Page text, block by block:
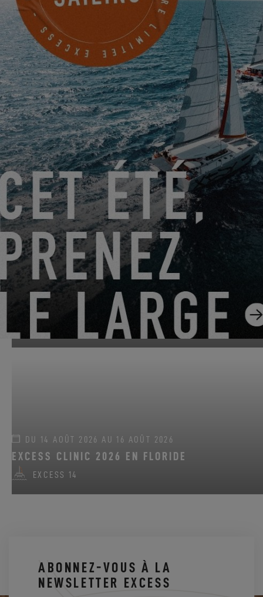
JE M'INSCRIS
ATLANTIC YACHTING - LORIENT
1 B rue François Toullec
LORIENT, France
PRENDRE RENDEZ-VOUS
DU 22 JUIN 2026 AU 31 AOÛT 2026
GO SAILING AVEC EXCESS CET ÉTÉ !
EXCESS 13 - EXCESS 14
DU 14 AOÛT 2026 AU 16 AOÛT 2026
EXCESS CLINIC 2026 EN FLORIDE
EXCESS 14
ABONNEZ-VOUS À LA
NEWSLETTER EXCESS